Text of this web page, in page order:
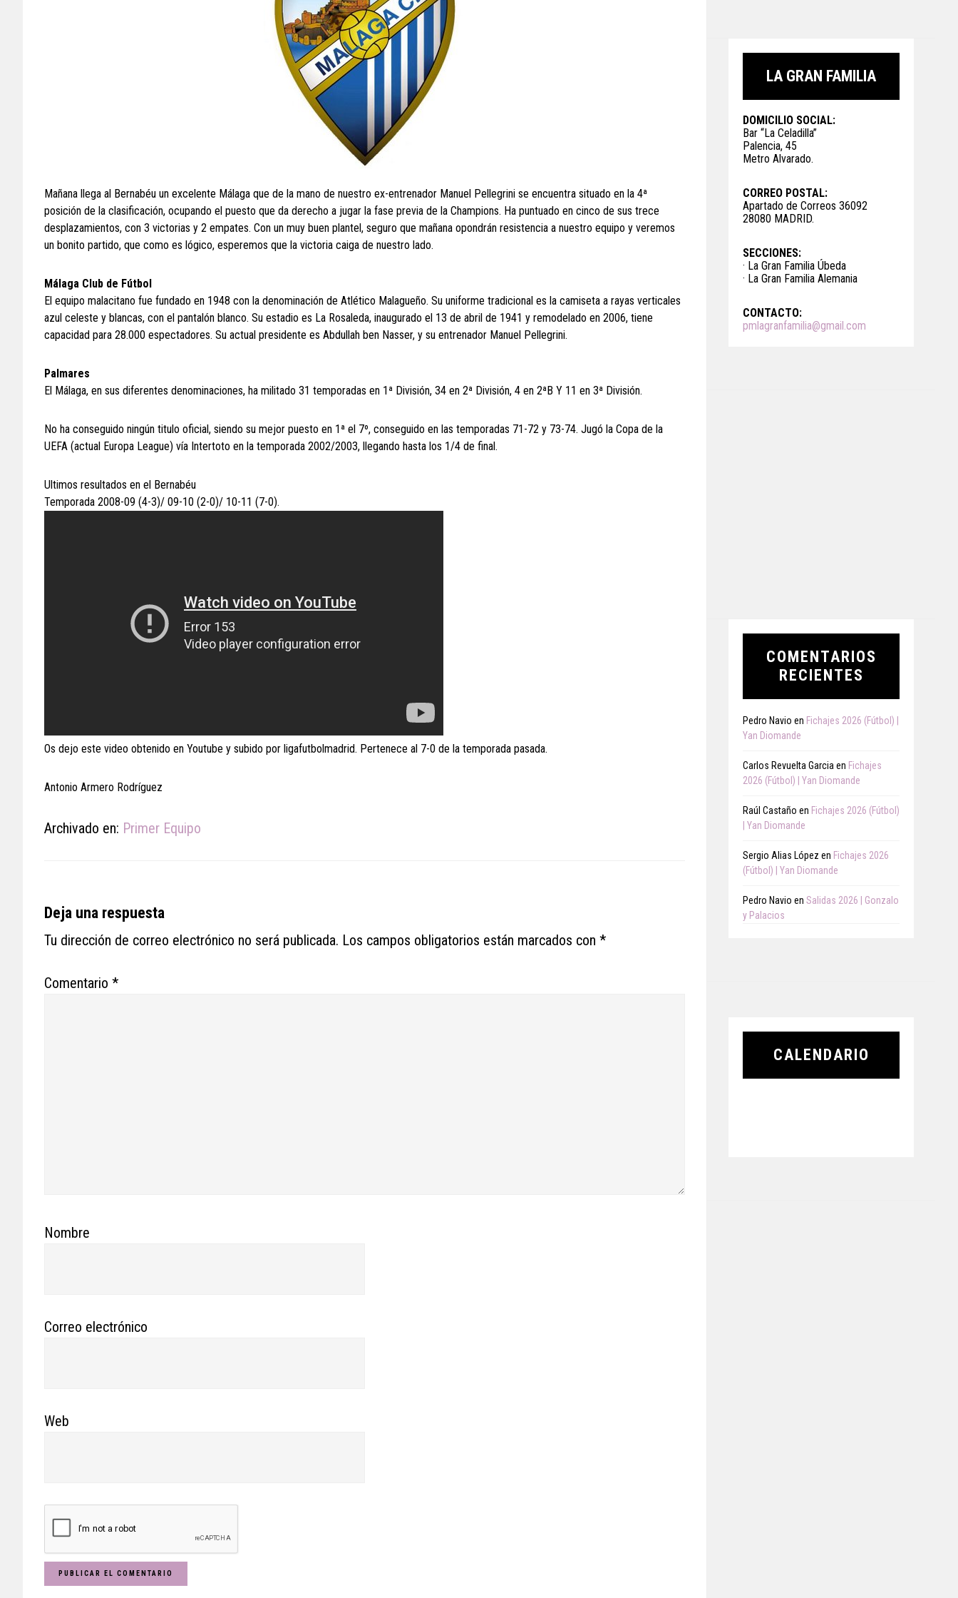
Mañana llega al Bernabéu un excelente Málaga que de la mano de nuestro ex-entrenador Manuel Pellegrini se encuentra situado en la 4ª
posición de la clasificación, ocupando el puesto que da derecho a jugar la fase previa de la Champions. Ha puntuado en cinco de sus trece
desplazamientos, con 3 victorias y 2 empates. Con un muy buen plantel, seguro que mañana opondrán resistencia a nuestro equipo y veremos
un bonito partido, que como es lógico, esperemos que la victoria caiga de nuestro lado.
Málaga Club de Fútbol
El equipo malacitano fue fundado en 1948 con la denominación de Atlético Malagueño. Su uniforme tradicional es la camiseta a rayas verticales
azul celeste y blancas, con el pantalón blanco. Su estadio es La Rosaleda, inaugurado el 13 de abril de 1941 y remodelado en 2006, tiene
capacidad para 28.000 espectadores. Su actual presidente es Abdullah ben Nasser, y su entrenador Manuel Pellegrini.
Palmares
El Málaga, en sus diferentes denominaciones, ha militado 31 temporadas en 1ª División, 34 en 2ª División, 4 en 2ªB Y 11 en 3ª División.
No ha conseguido ningún titulo oficial, siendo su mejor puesto en 1ª el 7º, conseguido en las temporadas 71-72 y 73-74. Jugó la Copa de la
UEFA (actual Europa League) vía Intertoto en la temporada 2002/2003, llegando hasta los 1/4 de final.
Ultimos resultados en el Bernabéu
Temporada 2008-09 (4-3)/ 09-10 (2-0)/ 10-11 (7-0).
Os dejo este video obtenido en Youtube y subido por ligafutbolmadrid. Pertenece al 7-0 de la temporada pasada.
Antonio Armero Rodríguez
Archivado en: Primer Equipo
Reader
Interactions
Deja una respuesta
Tu dirección de correo electrónico no será publicada. Los campos obligatorios están marcados con *
Comentario *
Nombre
Correo electrónico
Web
LA GRAN FAMILIA
DOMICILIO SOCIAL:
Bar “La Celadilla”
Palencia, 45
Metro Alvarado.
CORREO POSTAL:
Apartado de Correos 36092
28080 MADRID.
SECCIONES:
· La Gran Familia Úbeda
· La Gran Familia Alemania
CONTACTO:
pmlagranfamilia@gmail.com
COMENTARIOS
RECIENTES
Pedro Navio en Fichajes 2026 (Fútbol) |
Yan Diomande
Carlos Revuelta Garcia en Fichajes
2026 (Fútbol) | Yan Diomande
Raúl Castaño en Fichajes 2026 (Fútbol)
| Yan Diomande
Sergio Alias López en Fichajes 2026
(Fútbol) | Yan Diomande
Pedro Navio en Salidas 2026 | Gonzalo
y Palacios
CALENDARIO